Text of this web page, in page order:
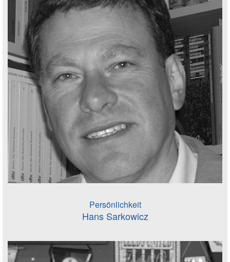
Persönlichkeit
Hans Sarkowicz